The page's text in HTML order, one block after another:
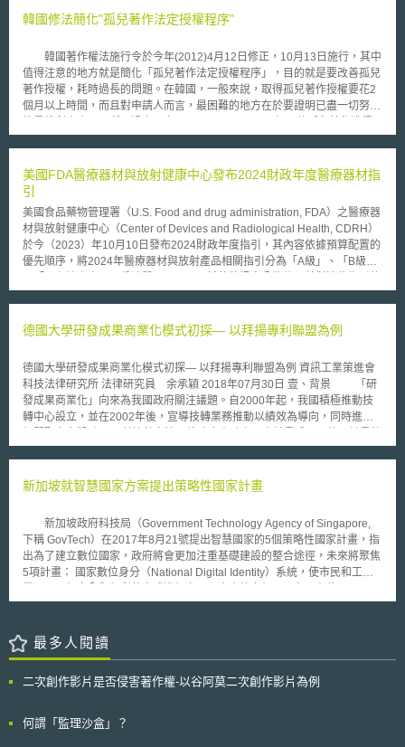
韓國修法簡化"孤兒著作法定授權程序"
韓國著作權法施行令於今年(2012)4月12日修正，10月13日施行，其中
值得注意的地方就是簡化「孤兒著作法定授權程序」，目的就是要改善孤兒
著作授權，耗時過長的問題。在韓國，一般來說，取得孤兒著作授權要花2
個月以上時間，而且對申請人而言，最困難的地方在於要證明已盡一切努力
授權。 韓國孤兒著作法定授權程序之簡化內容為：除申請人可自行證
作權登記簿」、「查詢著作權集體管理團體之權利資訊目錄」、「著作在
『尋找權利人資訊系統』公告3個月以上」等法定要件，即可認定已盡相當
努力，直接准予授權使用孤兒著作。其目的主要就是要增進使用孤兒著作的
便利性。 前述之「尋找權利人網站」：www.findcopyright.or.kr，係由
韓國著作權委員會建置，申請人亦可在網站上申請孤兒著作授權。手續費每
件1萬韓圜(相當於新台幣287.9元)。
美國FDA醫療器材與放射健康中心發布2024財政年度醫療器材指
引
美國食品藥物管理署（U.S. Food and drug administration, FDA）之醫療器
材與放射健康中心（Center of Devices and Radiological Health, CDRH）
於今（2023）年10月10日發布2024財政年度指引，其內容依據預算配置的
優先順序，將2024年醫療器材與放射產品相關指引分為「A級」、「B級」
優先處理順序、修改或刪除徵求外部建議，以下節錄這三份清單內容：
單，內容包含醫材的再製造及短缺管理、預訂變更控制計畫、運用真實世界
理指引等。 （2）B級清單：FDA 在 2024 財政年度於資源許可的前提下，
擬發佈的指引文件清單，內容包括醫材製造商的故障主動報告計畫、製造與
品質系統軟體之確效管理，及診斷測試用之3D列印醫材管理指引。 （3）回
顧性審查清單：為1994年、2004年和2014年發佈至今，目前仍適用的指引
文件綜合清單，詢問是否有需與時俱進之處。 具體而言，CDRH希望徵求
相關主題的指引文件草案可待補充。對於回顧性審查清單，如有修訂或刪除
們可藉此掌握美國在醫材短缺管理、預定變更控制、運用真實世界證據決
同時也作為我國醫材政策之借鏡。
德國大學研發成果商業化模式初探— 以拜揚專利聯盟為例
德國大學研發成果商業化模式初探— 以拜揚專利聯盟為例 資訊工業策進會
科技法律研究所 法律研究員 余承穎 2018年07月30日 壹、背景 「研
發成果商業化」向來為我國政府關注議題。自2000年起，我國積極推動技
轉中心設立，並在2002年後，宣導技轉業務推動以績效為導向，同時進行
行單位，並允許執行單位可自行運用其研發成果將技術知識擴散於業界，且
轉中心的功能，以利未來更能聚焦學校的研發能量並有效的商業化。
（Knowledge Creates Markets）[2]之報告，並提出四個行動方案，主要支
持知識與技術的移轉在國家政策中給予最高的優先性。也因政府的支持下，
德國聯邦政府斥資46.2百萬歐元建立專利利用局
(Patentverwertungsagentur，以下簡稱PVA)，截至2016年止已成立29間
PVA[3]，每一間PVA對於區域性大學進行商業化的服務。 本篇就以德國
業化的問題，其主因可分為兩部分來說[4]： 大學教授以學術發表論文為主
要目標且大學也擁有很多的研發成果，卻無法轉化成專利或推廣至市場上運
用。 德國大學很早就開始推產學合作和技術移轉，由於技轉人員沒經驗，
產業建立溝通橋樑，因此德國聯邦政府推出了《知識創造市場》四個行動方
新加坡就智慧國家方案提出策略性國家計畫
新加坡政府科技局（Government Technology Agency of Singapore,
下稱 GovTech）在2017年8月21號提出智慧國家的5個策略性國家計畫，指
出為了建立數位國家，政府將會更加注重基礎建設的整合途徑，未來將聚焦
5項計畫： 國家數位身分（National Digital Identity）系統，使市民和工商
SingPass交易系統上， GovTech將會進行關於行動軟體代碼（software-
Payments）功能。新加坡金融管理局（Monetary Authority of Singapore,
MAS）將會與銀行和私部門合作，建立各種數位支付管道。例如簡化數位支
月內設置25000個終端，使多種銷售方式可透過單一終端進行。 智慧國家感
布建，使城市更加易居住與安全。GovTech將會建立智慧國家感測器平台，
最多人閱讀
二次創作影片是否侵害著作權-以谷阿莫二次創作影片為例
何謂「監理沙盒」？